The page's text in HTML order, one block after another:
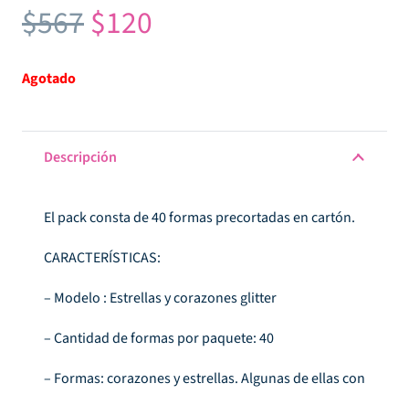
$567El
precio
$567.
$120
$120.
Agotado
Descripción
El pack consta de 40 formas precortadas en cartón.
CARACTERÍSTICAS:
– Modelo : Estrellas y corazones glitter
– Cantidad de formas por paquete: 40
– Formas: corazones y estrellas. Algunas de ellas con